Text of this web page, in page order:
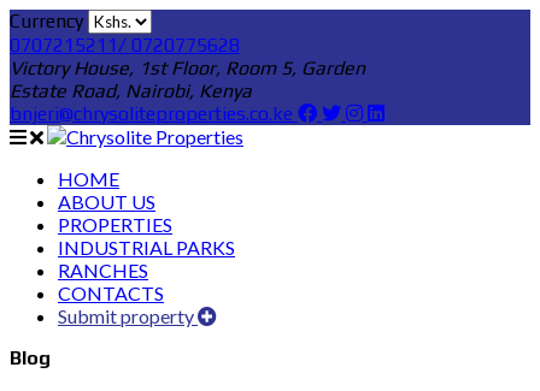
Currency
0707215211/ 0720775628
Victory House, 1st Floor, Room 5, Garden
Estate Road, Nairobi, Kenya
bnjeri@chrysoliteproperties.co.ke
HOME
ABOUT US
PROPERTIES
INDUSTRIAL PARKS
RANCHES
CONTACTS
Submit property
Blog